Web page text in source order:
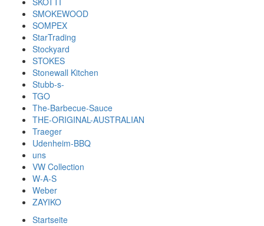
SMOKEWOOD
SOMPEX
StarTrading
Stockyard
STOKES
Stonewall Kitchen
Stubb-s-
TGO
The-Barbecue-Sauce
THE-ORIGINAL-AUSTRALIAN
Traeger
Udenheim-BBQ
uns
VW Collection
W-A-S
Weber
ZAYIKO
Startseite